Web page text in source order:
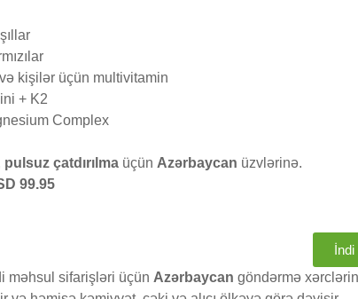
kişilər üçün multivitamin
+ K2
Complex
pulsuz çatdırılma üçün Azərbaycan üzvlərinə.
99.95
məhsul sifarişləri üçün Azərbaycan göndərmə